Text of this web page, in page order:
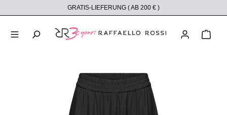
GRATIS-LIEFERUNG ( AB 200 € )